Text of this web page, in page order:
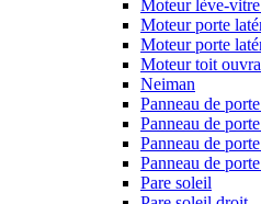
Moteur lève-
Moteur porte
Moteur porte
Moteur toit
Neiman
Panneau de
Panneau de
Panneau de
Panneau de
Pare soleil